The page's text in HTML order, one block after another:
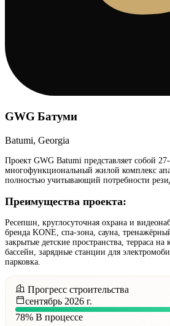
GWG Батуми
Batumi, Georgia
Проект GWG Batumi представляет собой
многофункциональный жилой комплекс
полностью учитывающий потребности
Преимущества проекта:
Ресепшн, круглосуточная охрана и
бренда KONE, спа-зона, сауна,
закрытые детские пространства, терраса
бассейн, зарядные станции для
парковка.
Прогресс строительства
сентябрь 2026 г.
78% В процессе